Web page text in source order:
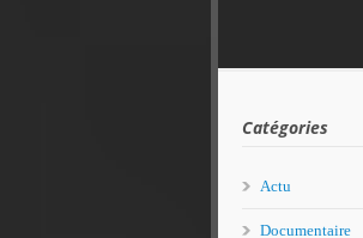
Catégories
Actu
Documentaire